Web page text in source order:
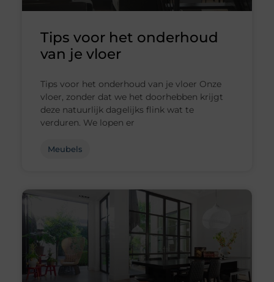
Tips voor het onderhoud
van je vloer
Tips voor het onderhoud van je vloer Onze
vloer, zonder dat we het doorhebben krijgt
deze natuurlijk dagelijks flink wat te
verduren. We lopen er
Meubels